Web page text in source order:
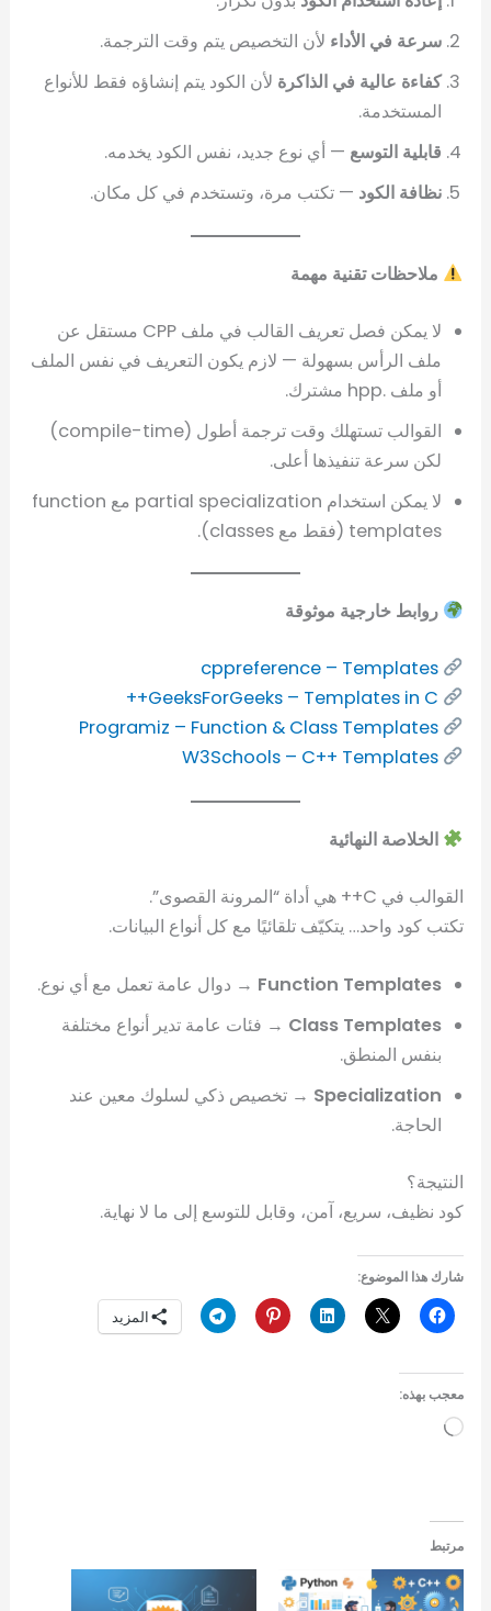
سرعة في الأداء لأن التخصيص يتم وقت الترجمة.
كفاءة عالية في الذاكرة لأن الكود يتم إنشاؤه فقط للأنواع
المستخدمة.
قابلية التوسع — أي نوع جديد، نفس الكود يخدمه.
نظافة الكود — تكتب مرة، وتستخدم في كل مكان.
ملاحظات تقنية مهمة
لا يمكن فصل تعريف القالب في ملف CPP مستقل عن
ملف الرأس بسهولة — لازم يكون التعريف في نفس الملف
أو ملف .hpp مشترك.
القوالب تستهلك وقت ترجمة أطول (compile-time)
لكن سرعة تنفيذها أعلى.
لا يمكن استخدام partial specialization مع function
templates (فقط مع classes).
روابط خارجية موثوقة
cppreference – Templates
GeeksForGeeks – Templates in C++
Programiz – Function & Class Templates
W3Schools – C++ Templates
الخلاصة النهائية
القوالب في C++ هي أداة “المرونة القصوى”.
تكتب كود واحد… يتكيّف تلقائيًا مع كل أنواع البيانات.
Function Templates → دوال عامة تعمل مع أي نوع.
Class Templates → فئات عامة تدير أنواع مختلفة
بنفس المنطق.
Specialization → تخصيص ذكي لسلوك معين عند
الحاجة.
النتيجة؟
كود نظيف، سريع، آمن، وقابل للتوسع إلى ما لا نهاية.
شارك هذا الموضوع:
المزيد
معجب بهذه:
جاري
مرتبط